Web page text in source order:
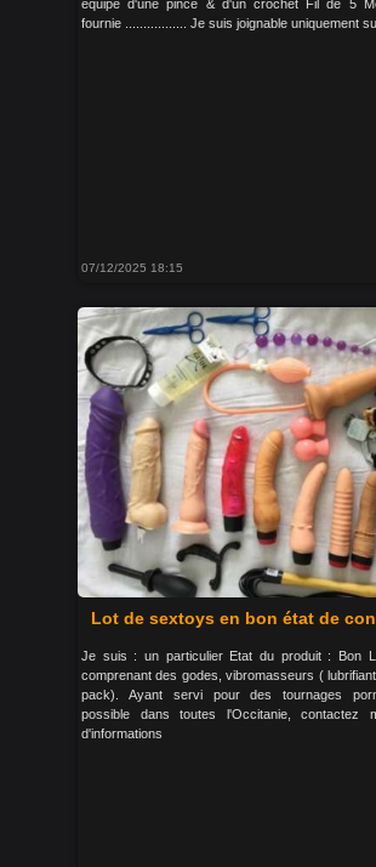
équipé d'une pince & d'un crochet Fil de 5
fournie ................. Je suis joignable uniquement
07/12/2025 18:15
Lot de sextoys en bon état de
Je suis : un particulier Etat du produit : Bon
comprenant des godes, vibromasseurs (
pack). Ayant servi pour des tournages
possible dans toutes l'Occitanie, contactez
d'informations